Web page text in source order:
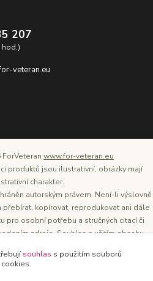
207
hod.)
veteran.eu
www.for-veteran.eu
produktů jsou ilustrativní, obrázky mají
charakter.
autorským právem. Není-li výslovně
kopírovat, reprodukovat ani dále
pro osobní potřebu a stručných citací či
zdroje. Souhlas s užitím obsahu
stránek je Tomáš Oršel.
souhlas s použitím souborů
cookies.